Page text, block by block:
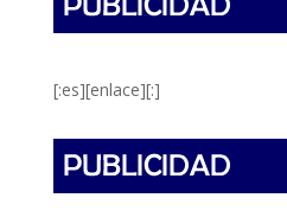
[:es][enlace][:]